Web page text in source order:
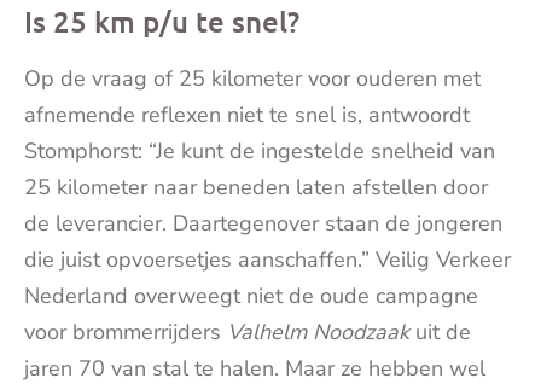
Is 25 km p/u te snel?
Op de vraag of 25 kilometer voor ouderen met
afnemende reflexen niet te snel is, antwoordt
Stomphorst: “Je kunt de ingestelde snelheid van
25 kilometer naar beneden laten afstellen door
de leverancier. Daartegenover staan de jongeren
die juist opvoersetjes aanschaffen.” Veilig Verkeer
Nederland overweegt niet de oude campagne
voor brommerrijders Valhelm Noodzaakuit de
jaren 70 van stal te halen. Maar ze hebben wel